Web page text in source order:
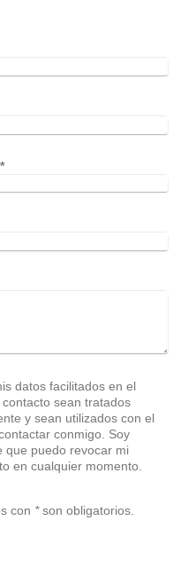
*
datos facilitados en el
sean tratados
utilizados con el
conmigo. Soy
que puedo revocar mi
en cualquier momento.
con *son obligatorios.